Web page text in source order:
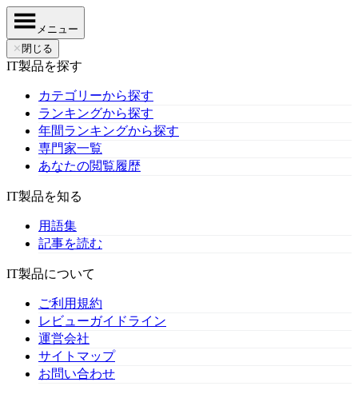
メニュー
✕ 閉じる
IT製品を探す
カテゴリーから探す
ランキングから探す
年間ランキングから探す
専門家一覧
あなたの閲覧履歴
IT製品を知る
用語集
記事を読む
IT製品について
ご利用規約
レビューガイドライン
運営会社
サイトマップ
お問い合わせ